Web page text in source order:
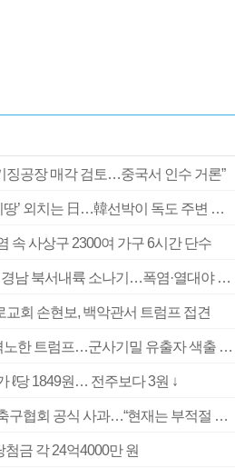
징공장 매각 검토…중국서 인수 거론”
[속보] 여전히 ‘독도는 우리땅’ 외치는 日…韓선박이 독도 주변 해양조사 활동하자 반발
속 사상구 2300여 가구 6시간 단수
부산 울산 경남 구름 많고 경남 북서내륙 소나기…폭염·열대야 계속
교회 손현보, 백악관서 트럼프 접견
‘탄약 부족 사태’ 보도에 격노한 트럼프…군사기밀 유출자 색출 지시
ℓ당 1849원… 전주보다 3원 ↓
[속보] ‘심판 성접대’ 논란 축구협회 공식 사과…“현재는 부적절 행위 없어”
금 각 24억4000만 원